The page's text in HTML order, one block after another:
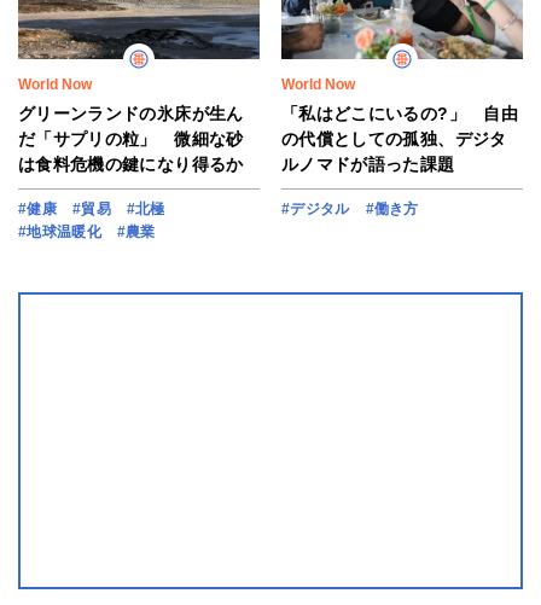
World Now
グリーンランドの氷床が生ん
だ「サプリの粒」 微細な砂
は食料危機の鍵になり得るか
#健康 #貿易
#北極
#地球温暖化
#農業
World Now
「私はどこにいるの?」 自由
の代償としての孤独、デジタ
ルノマドが語った課題
#デジタル #働き方